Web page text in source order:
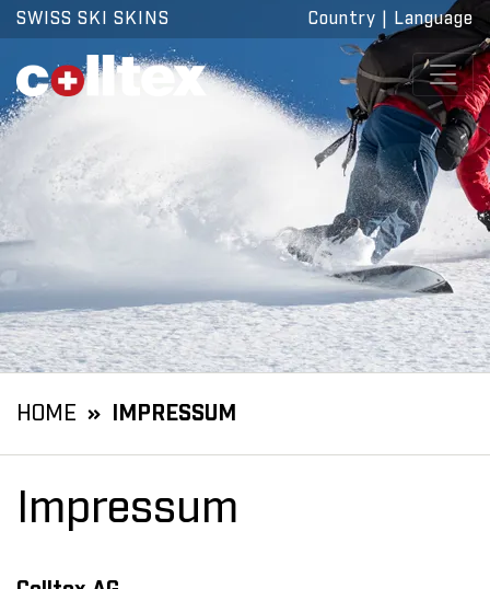
SWISS SKI SKINS Country Language
HOME IMPRESSUM
Impressum